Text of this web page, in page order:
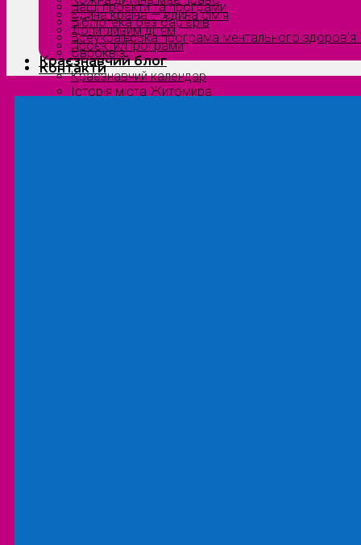
Єдина країна — єдина сім’я
Допитливим дітям
Проєкти/Програми
Краєзнавчий блог
Краєзнавчий календар
Історія міста Житомира
Наші проєкти та програми
Бібліотека без бар’єрів
Всеукраїнська програма ментального здоров’я
Євроквіз
Контакти